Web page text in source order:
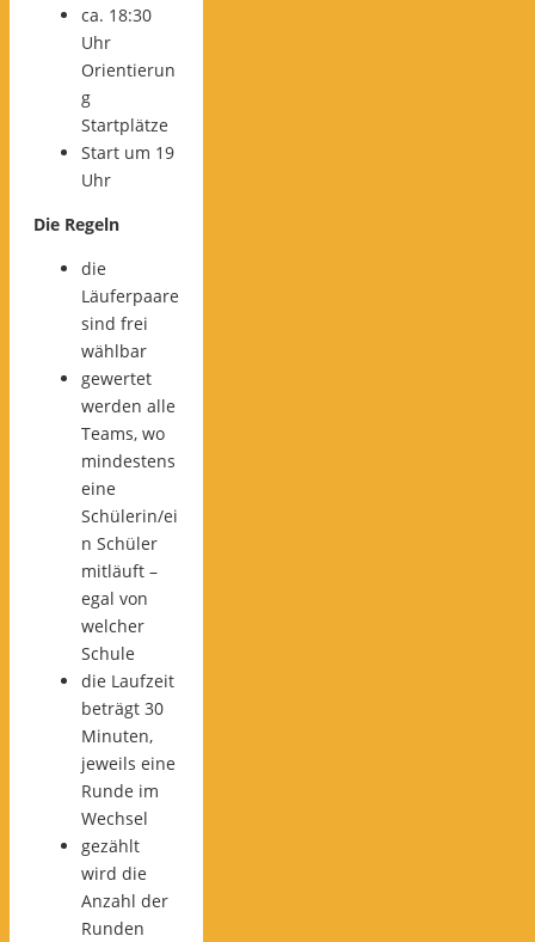
ca. 18:30
Uhr
Orientierun
g
Startplätze
Start um 19
Uhr
Die Regeln
die
Läuferpaare
sind frei
wählbar
gewertet
werden alle
Teams, wo
mindestens
eine
Schülerin/ei
n Schüler
mitläuft –
egal von
welcher
Schule
die Laufzeit
beträgt 30
Minuten,
jeweils eine
Runde im
Wechsel
gezählt
wird die
Anzahl der
Runden